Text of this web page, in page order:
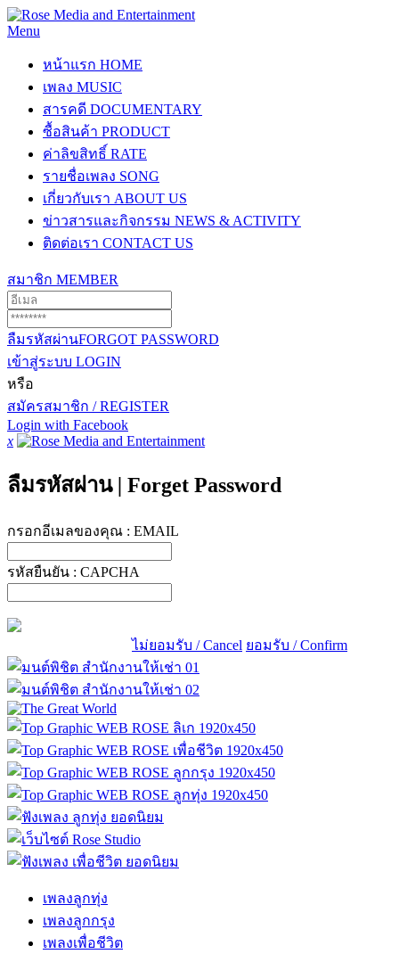
Menu
หน้าแรก HOME
เพลง MUSIC
สารคดี DOCUMENTARY
ซื้อสินค้า PRODUCT
ค่าลิขสิทธิ์ RATE
รายชื่อเพลง SONG
เกี่ยวกับเรา ABOUT US
ข่าวสารและกิจกรรม NEWS & ACTIVITY
ติดต่อเรา CONTACT US
สมาชิก MEMBER
ลืมรหัสผ่านFORGOT PASSWORD
เข้าสู่ระบบ LOGIN
หรือ
สมัครสมาชิก / REGISTER
Login with Facebook
x
ลืมรหัสผ่าน | Forget Password
กรอกอีเมลของคุณ : EMAIL
รหัสยืนยัน : CAPCHA
ไม่ยอมรับ / Cancel ยอมรับ / Confirm
เพลงลูกทุ่ง
เพลงลูกกรุง
เพลงเพื่อชีวิต